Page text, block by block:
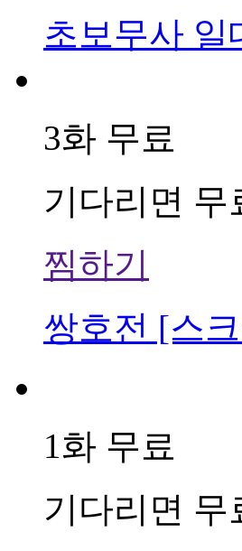
초보무사
3화 무료
기다리면 무
찜하기
쌍호전 [스
1화 무료
기다리면 무